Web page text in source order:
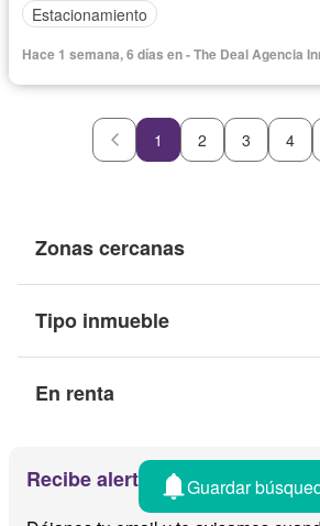
Estacionamiento
Hace 1 semana, 6 días en - The Deal Agencia
1 2 3 4
Zonas cercanas
Tipo inmueble
En renta
Recibe alertas por email
Guardar